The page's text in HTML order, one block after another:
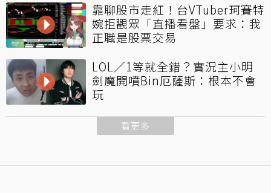
靠聊股市走紅！台VTuber珂賽特
婉拒觀眾「直播看盤」要求：我
正職是股票交易
LOL／1等就全錯？實況主小明
劍魔開噴Bin厄薩斯：根本不會
玩
看更多